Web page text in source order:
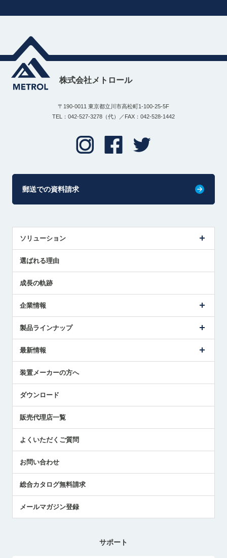
株式会社メトロール
〒190-0011 東京都立川市高松町1-100-25-5F
TEL：042-527-3278（代）／FAX：042-528-1442
郵送での資料請求
ソリューション
解決策提案
選ばれる理由
成長の軌跡
企業情報
ごあいさつ
受賞履歴
採用情報
国/地域/言語
製品ラインナップ
ツールセッタ製品
エアマイクロセンサ製品
最新情報
メトロールの技術
社員ブログ
中小企業のBCP地震対策
センサのテクニカルガイド
社長ブログ
装置メーカーの方へ
ダウンロード
販売代理店一覧
よくいただくご質問
お問い合わせ
総合カタログ無料請求
メールマガジン登録
サポート